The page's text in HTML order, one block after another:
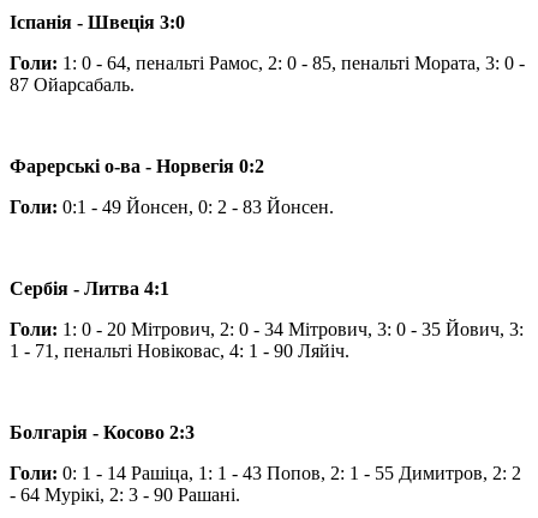
Іспанія - Швеція 3:0
Голи: 1: 0 - 64, пенальті Рамос, 2: 0 - 85, пенальті Мората, 3: 0 -
87 Ойарсабаль.
Фарерські о-ва - Норвегія 0:2
Голи: 0:1 - 49 Йонсен, 0: 2 - 83 Йонсен.
Сербія - Литва 4:1
Голи: 1: 0 - 20 Мітрович, 2: 0 - 34 Мітрович, 3: 0 - 35 Йович, 3:
1 - 71, пенальті Новіковас, 4: 1 - 90 Ляйіч.
Болгарія - Косово 2:3
Голи: 0: 1 - 14 Рашіца, 1: 1 - 43 Попов, 2: 1 - 55 Димитров, 2: 2
- 64 Мурікі, 2: 3 - 90 Рашані.